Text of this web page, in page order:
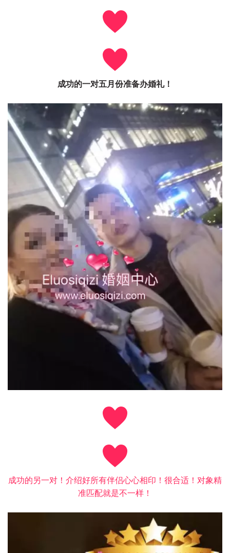
成功的一对五月份准备办婚礼！
成功的另一对！介绍好所有伴侣心心相印！很合适！对象精
准匹配就是不一样！